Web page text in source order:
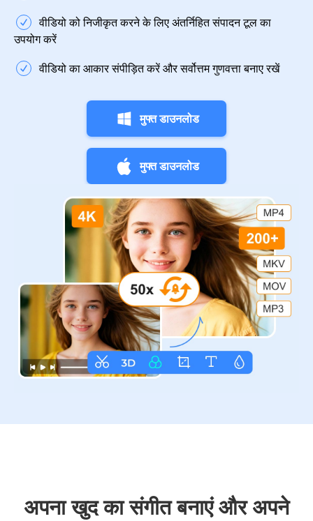
वीडियो को निजीकृत करने के लिए अंतर्निहित संपादन टूल का
उपयोग करें
वीडियो का आकार संपीड़ित करें और सर्वोत्तम गुणवत्ता बनाए रखें
मुफ्त डाउनलोड
मुफ्त डाउनलोड
अपना खुद का संगीत बनाएं और अपने